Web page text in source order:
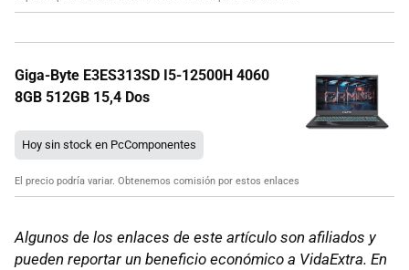
Giga-Byte E3ES313SD I5-12500H 4060
8GB 512GB 15,4 Dos
Hoy sin stock en PcComponentes
El precio podría variar. Obtenemos comisión por estos enlaces
Algunos de los enlaces de este artículo son afiliados y
pueden reportar un beneficio económico a VidaExtra. En